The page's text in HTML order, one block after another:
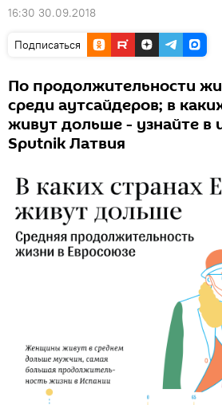
16:30 30.09.2018
Подписаться
По продолжительности
среди аутсайдеров; в
живут дольше - узнайте в
Sputnik Латвия